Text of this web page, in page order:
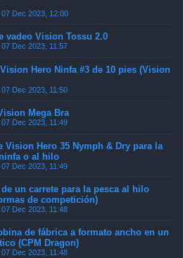
07 Dec 2023, 12:00
vadeo Vision Tossu 2.0
07 Dec 2023, 11:57
Hero Ninfa #3 de 10 pies (Vision
07 Dec 2023, 11:50
Mega Bra
07 Dec 2023, 11:49
Vision Hero 35 Nymph & Dry para la
o al hilo
07 Dec 2023, 11:49
un carrete para la pesca al hilo
de competición)
07 Dec 2023, 11:48
de fábrica a formato ancho en un
(CPM Dragon)
07 Dec 2023, 11:48